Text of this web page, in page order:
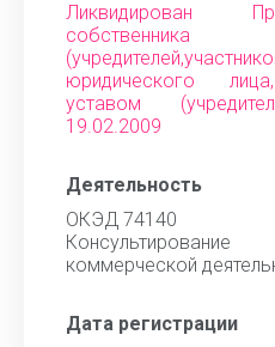
Ликвидирован
юридического
уставом
19.02.2009
Деятельность
ОКЭД 74140
коммерческой
Дата регистрации